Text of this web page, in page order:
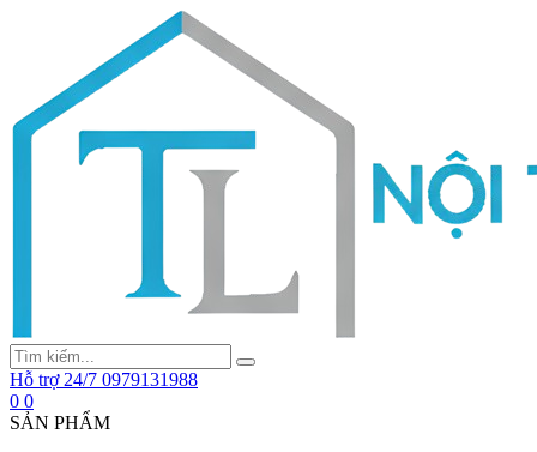
Hỗ trợ 24/7 0979131988
0 0
SẢN PHẨM